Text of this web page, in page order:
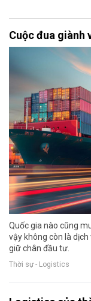
Cuộc đua
Quốc gia nào cũng
vậy không còn là
giữ chân đầu tư.
Thời sự - Logistics